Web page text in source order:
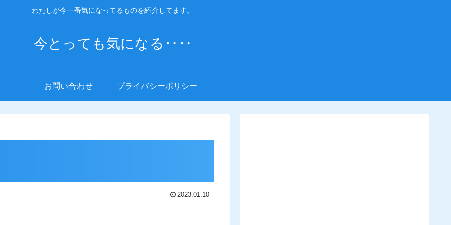
わたしが今一番気になってるものを紹介してます。
今とっても気になる‥‥
お問い合わせ プライバシーポリシー
2023.01.10